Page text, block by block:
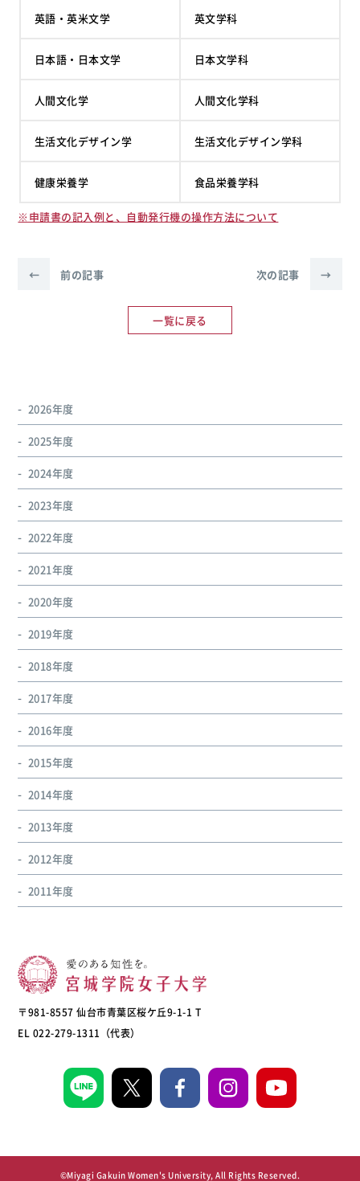
英語・英米文学 英文学科
日本語・日本文学 日本文学科
人間文化学 人間文化学科
生活文化デザイン学 生活文化デザイン学科
健康栄養学 食品栄養学科
※申請書の記入例と、自動発行機の操作方法について
← 前の記事
一覧に戻る
次の記事 →
2026年度
2025年度
2024年度
2023年度
2022年度
2021年度
2020年度
2019年度
2018年度
2017年度
2016年度
2015年度
2014年度
2013年度
2012年度
2011年度
〒981-8557 仙台市青葉区桜ケ丘9-1-1 T
EL 022-279-1311（代表）
©Miyagi Gakuin Women's University, All Rights Reserved.